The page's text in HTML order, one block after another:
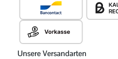
Unsere Versandarten